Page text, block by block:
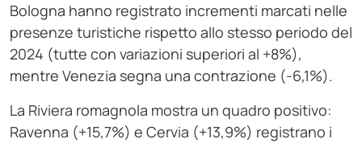
Bologna hanno registrato incrementi marcati nelle
presenze turistiche rispetto allo stesso periodo del
2024 (tutte con variazioni superiori al +8%),
mentre Venezia segna una contrazione (-6,1%).
La Riviera romagnola mostra un quadro positivo:
Ravenna (+15,7%) e Cervia (+13,9%) registrano i